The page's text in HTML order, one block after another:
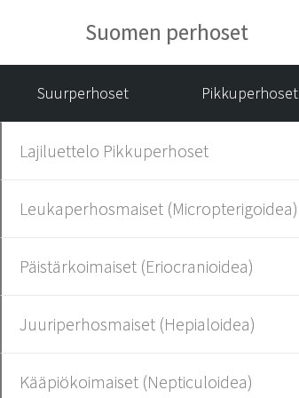
Suomen perhoset
Suurperhoset Pikkuperhoset
Lajiluettelo Pikkuperhoset
Leukaperhosmaiset (Micropterigoidea)
Päistärkoimaiset (Eriocranioidea)
Juuriperhosmaiset (Hepialoidea)
Kääpiökoimaiset (Nepticuloidea)